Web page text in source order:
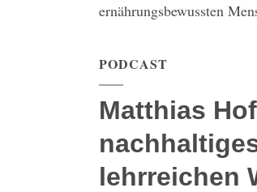
ernährungsbewussten
PODCAST
Matthias
lehrreichen